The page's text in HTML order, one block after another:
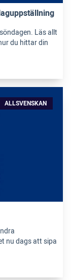
Läs allt
du hittar din
ALLSVENSKAN
nu dags att sipa